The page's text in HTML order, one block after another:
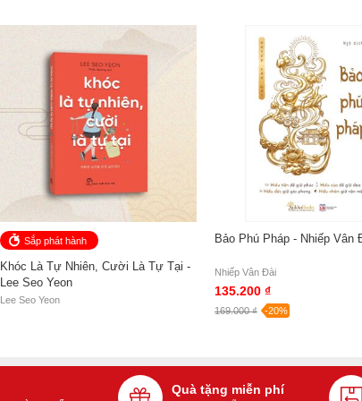
Sắp phát hành
Khóc Là Tự Nhiên, Cười Là Tự Tại -
Lee Seo Yeon
Lee Seo Yeon
Bảo Phú Pháp - Nhiếp Vân
Nhiếp Vân Đài
135.200 ₫
169.000 ₫ -20%
Quà tặng miễn phí